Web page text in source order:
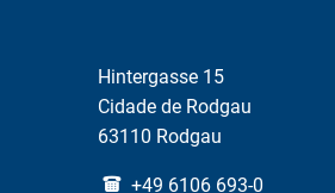
Hintergasse 15
Cidade de Rodgau
63110 Rodgau
+49 6106 693-0